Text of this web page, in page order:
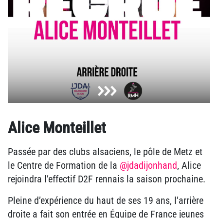
Alice Monteillet
Passée par des clubs alsaciens, le pôle de Metz et
le Centre de Formation de la @jdadijonhand, Alice
rejoindra l’effectif D2F rennais la saison prochaine.
Pleine d’expérience du haut de ses 19 ans, l’arrière
droite a fait son entrée en Équipe de France jeunes